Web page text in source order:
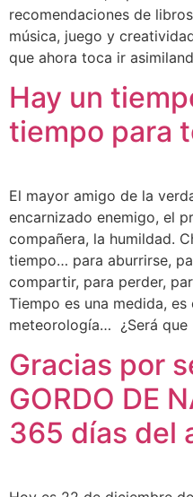
recomendaciones de
música, juego y
que ahora toca ir
Hay un
tiempo para
El mayor amigo de la
encarnizado enemigo, el
compañera, la humildad.
tiempo… para aburrirse,
compartir, para perder,
Tiempo es una medida,
meteorología… ¿Será
Gracias por
GORDO DE
365 días del